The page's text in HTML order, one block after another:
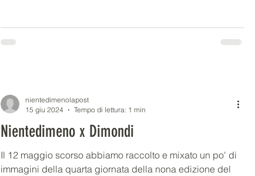
Nientedimeno x Dimondi
Il 12 maggio scorso abbiamo raccolto e mixato un po' di
immagini della quarta giornata della nona edizione del
nientedimenolapost
15 giu 2024
Tempo di lettura: 1 min